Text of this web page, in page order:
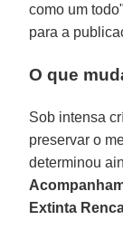
como um
para a
O que
Sob intensa
preservar o
determinou
Extinta